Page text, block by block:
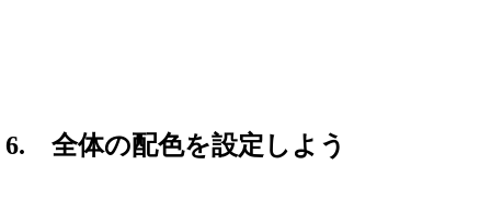
6. 全体の配色を設定しよう